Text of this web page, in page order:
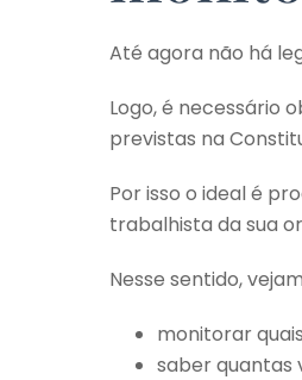
Até agora não há
Logo, é necessário
previstas na
Por isso o ideal é
trabalhista da sua
Nesse sentido,
monitorar
saber quantas